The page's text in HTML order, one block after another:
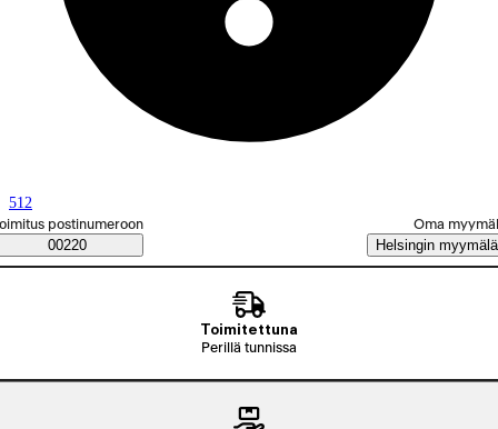
512
Saatavuustiedot
tilaustapa
postinumeroon
00220
Oma
Helsingin myymälä
Toimitettuna
Perillä tunnissa